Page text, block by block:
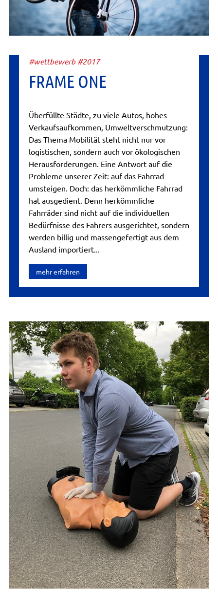
#wettbewerb #2017
FRAME ONE
Überfüllte Städte, zu viele Autos, hohes
Verkaufsaufkommen, Umweltverschmutzung:
Das Thema Mobilität steht nicht nur vor
logistischen, sondern auch vor ökologischen
Herausforderungen. Eine Antwort auf die
Probleme unserer Zeit: auf das Fahrrad
umsteigen. Doch: das herkömmliche Fahrrad
hat ausgedient. Denn herkömmliche
Fahrräder sind nicht auf die individuellen
Bedürfnisse des Fahrers ausgerichtet, sondern
werden billig und massengefertigt aus dem
Ausland importiert...
mehr erfahren